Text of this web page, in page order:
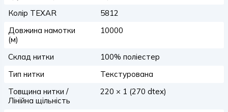
Колір TEXAR
5812
Довжина намотки
(м)
10000
Склад нитки
100% поліестер
Тип нитки
Текстурована
Товщина нитки /
Лінійна щільність
220 × 1 (270 dtex)